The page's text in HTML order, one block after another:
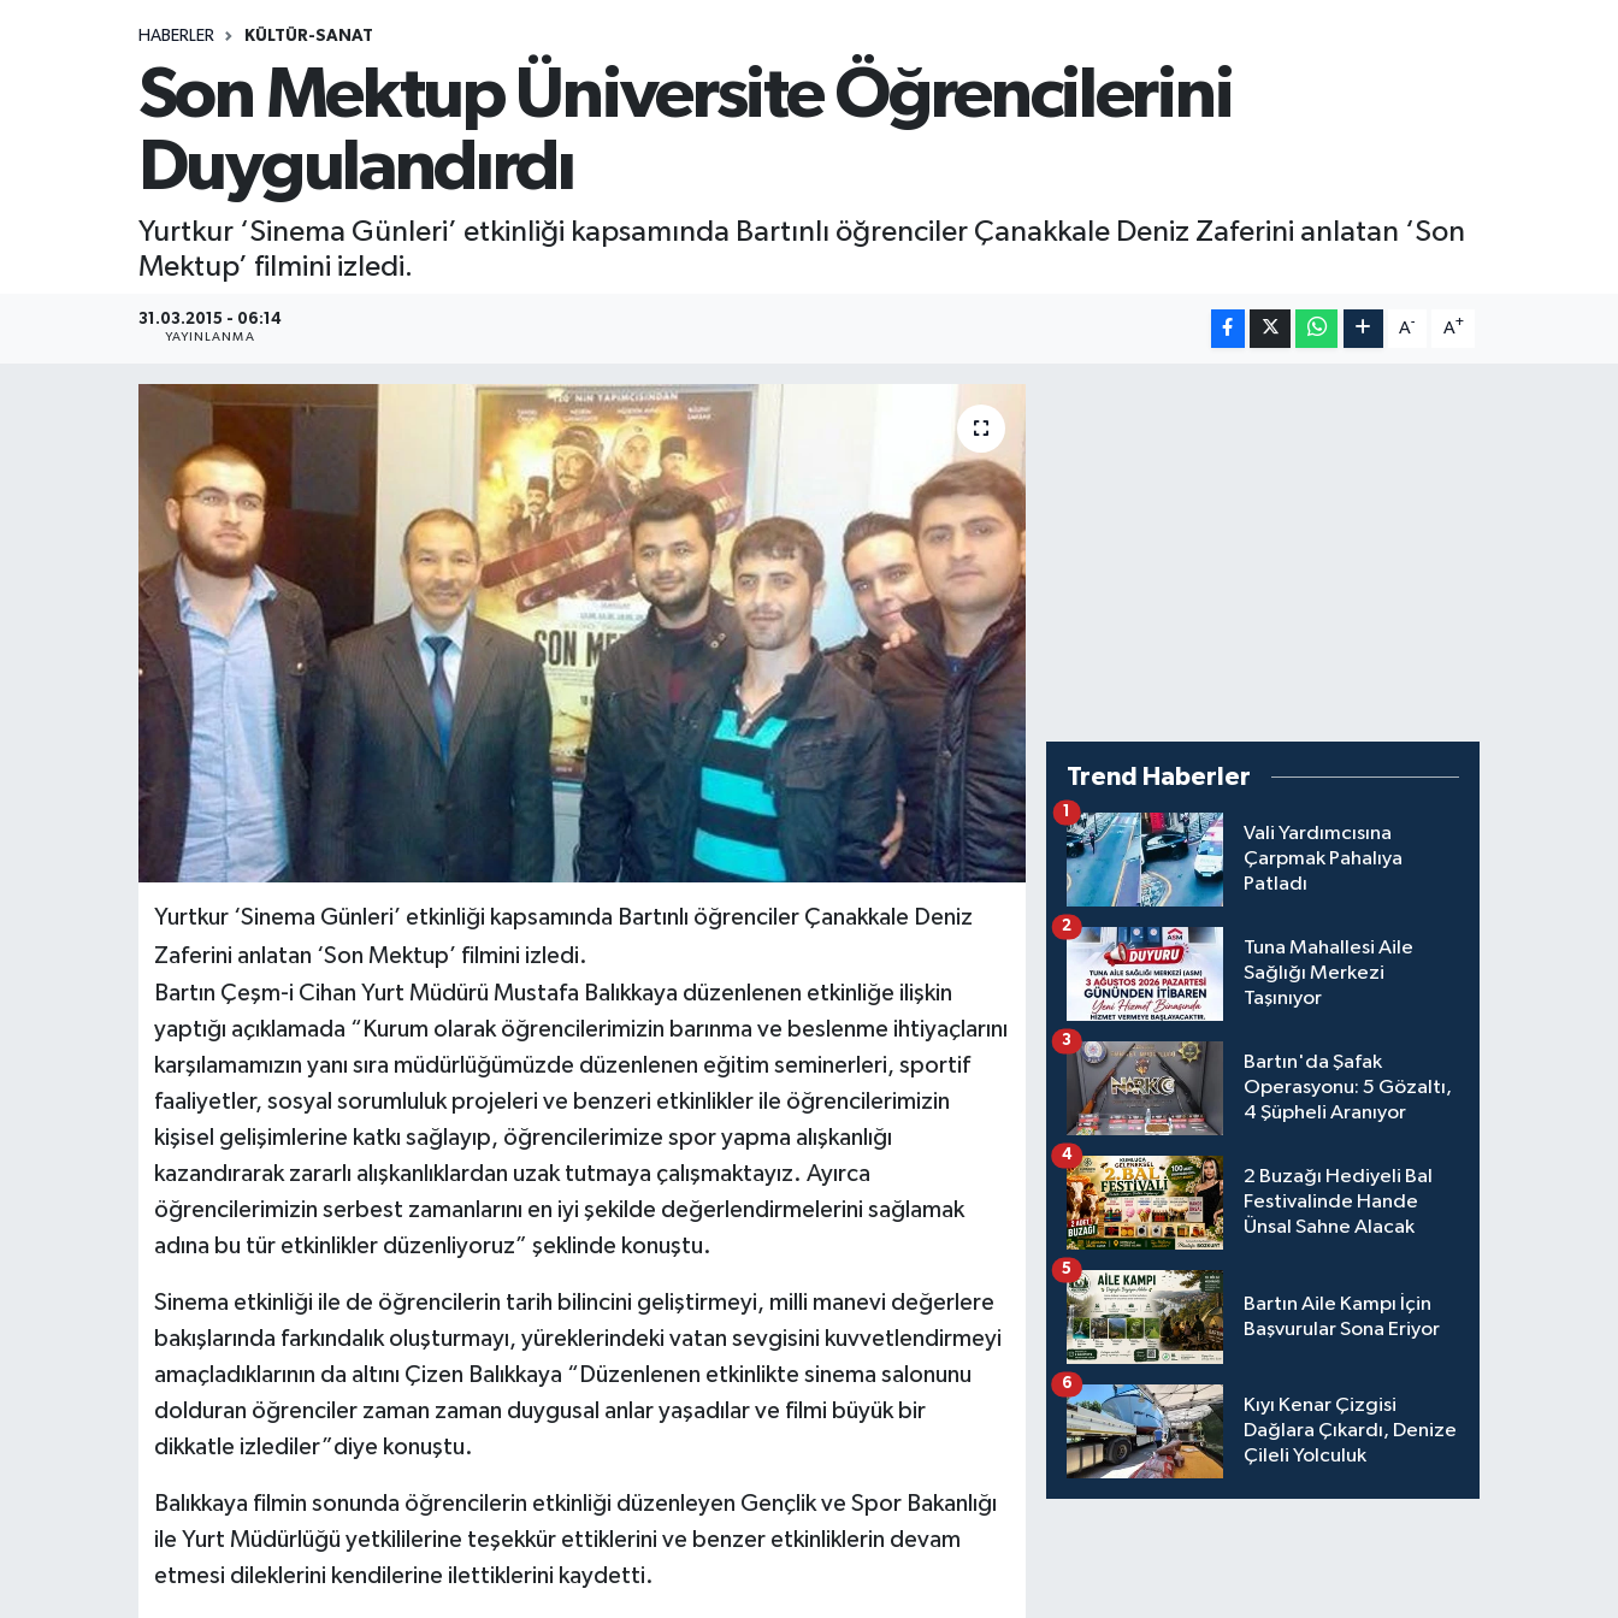
HABERLER KÜLTÜR-SANAT
Son Mektup Üniversite Öğrencilerini
Duygulandırdı
Yurtkur ‘Sinema Günleri’ etkinliği kapsamında Bartınlı öğrenciler Çanakkale Deniz Zaferini anlatan ‘Son
Mektup’ filmini izledi.
31.03.2015 - 06:14
YAYINLANMA
A- A+
Yurtkur ‘Sinema Günleri’ etkinliği kapsamında Bartınlı öğrenciler Çanakkale Deniz
Zaferini anlatan ‘Son Mektup’ filmini izledi.
Bartın Çeşm-i Cihan Yurt Müdürü Mustafa Balıkkaya düzenlenen etkinliğe ilişkin
yaptığı açıklamada “Kurum olarak öğrencilerimizin barınma ve beslenme ihtiyaçlarını
karşılamamızın yanı sıra müdürlüğümüzde düzenlenen eğitim seminerleri, sportif
faaliyetler, sosyal sorumluluk projeleri ve benzeri etkinlikler ile öğrencilerimizin
kişisel gelişimlerine katkı sağlayıp, öğrencilerimize spor yapma alışkanlığı
kazandırarak zararlı alışkanlıklardan uzak tutmaya çalışmaktayız. Ayırca
öğrencilerimizin serbest zamanlarını en iyi şekilde değerlendirmelerini sağlamak
adına bu tür etkinlikler düzenliyoruz” şeklinde konuştu.
Sinema etkinliği ile de öğrencilerin tarih bilincini geliştirmeyi, milli manevi değerlere
bakışlarında farkındalık oluşturmayı, yüreklerindeki vatan sevgisini kuvvetlendirmeyi
amaçladıklarının da altını Çizen Balıkkaya “Düzenlenen etkinlikte sinema salonunu
dolduran öğrenciler zaman zaman duygusal anlar yaşadılar ve filmi büyük bir
dikkatle izlediler”diye konuştu.
Balıkkaya filmin sonunda öğrencilerin etkinliği düzenleyen Gençlik ve Spor Bakanlığı
ile Yurt Müdürlüğü yetkililerine teşekkür ettiklerini ve benzer etkinliklerin devam
etmesi dileklerini kendilerine ilettiklerini kaydetti.
Trend Haberler
Vali Yardımcısına
Çarpmak Pahalıya
Patladı
1
Tuna Mahallesi Aile
Sağlığı Merkezi
Taşınıyor
2
Bartın'da Şafak
Operasyonu: 5 Gözaltı,
4 Şüpheli Aranıyor
3
2 Buzağı Hediyeli Bal
Festivalinde Hande
Ünsal Sahne Alacak
4
Bartın Aile Kampı İçin
Başvurular Sona Eriyor
5
Kıyı Kenar Çizgisi
Dağlara Çıkardı, Denize
Çileli Yolculuk
6
Sivil Toplum
Yerel Yönetimler